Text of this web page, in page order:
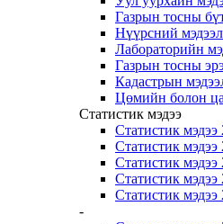
Газрын тосны
Нүүрсний
Лабораторийн
Газрын тосны
Кадастрын
Цөмийн болон
Статистик мэдээ
Статистик мэдээ
Статистик мэдээ
Статистик мэдээ
Статистик мэдээ
Статистик мэдээ
-